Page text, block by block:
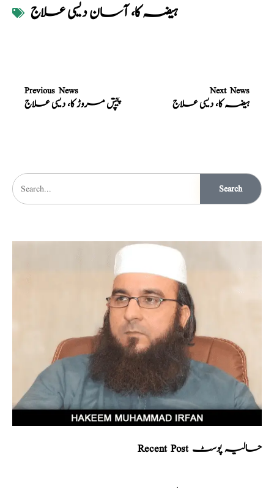
ہیضہ کا، آسان دیسی علاج
Previous News
پیچش مروڑ کا، دیسی علاج
Next News
ہیضہ کا، دیسی علاج
Search
Recent Post حالیہ پوسٹ